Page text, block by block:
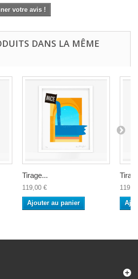
votre avis !
DANS LA MÊME
Tirage...
119,00 €
Ajouter au panier